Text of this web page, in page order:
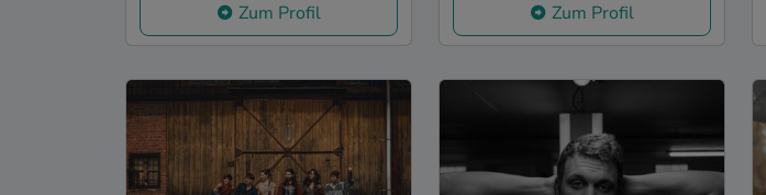
Zum Profil Zum Profil